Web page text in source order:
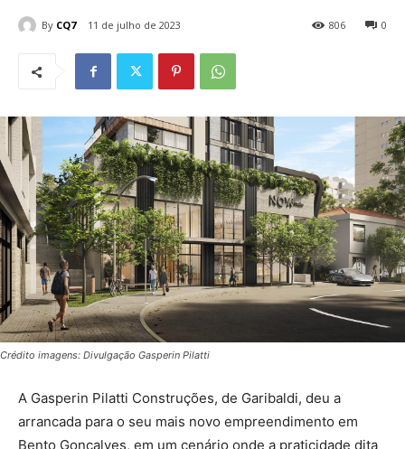
By CQ7 11 de julho de 2023 0
806
Crédito imagens: Divulgação Gasperin Pilatti
A Gasperin Pilatti Construções, de Garibaldi, deu a
arrancada para o seu mais novo empreendimento em
Bento Gonçalves, em um cenário onde a praticidade dita